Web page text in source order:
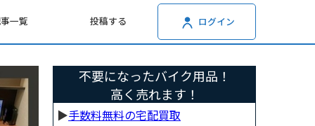
一覧 投稿する ログイン
不要になったバイク用品！
高く売れます！
▶︎手数料無料の宅配買取